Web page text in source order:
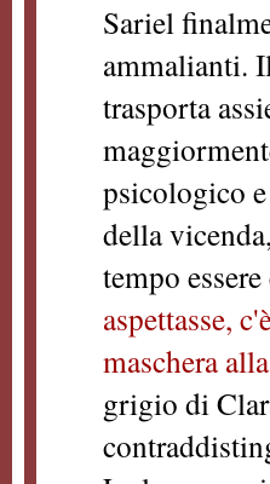
Sariel
ammalianti.
trasporta
psicologico
della
tempo
aspettasse,
maschera
grigio di